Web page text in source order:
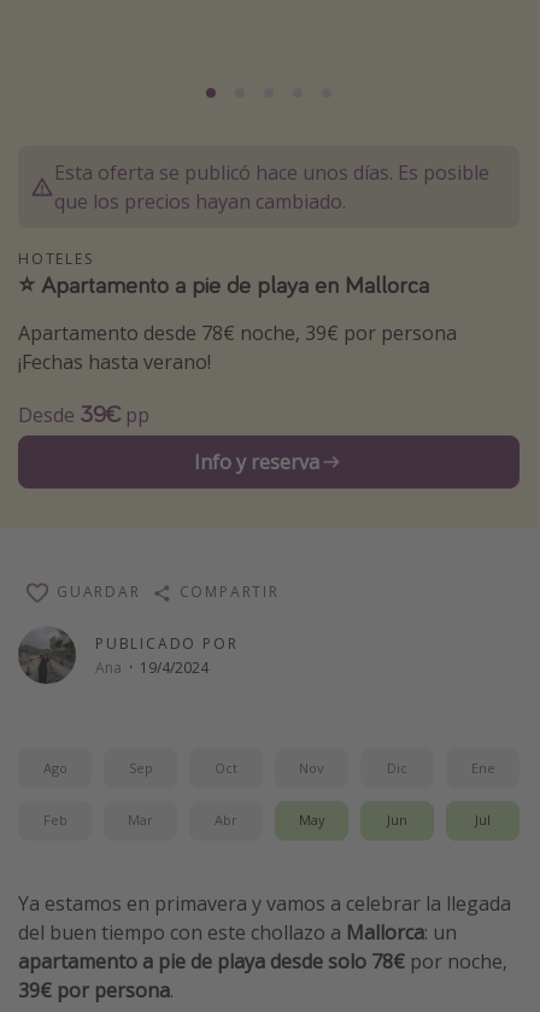
Maldivas
Inspiración para viajes
Camping
Glamping
Viajes en tren
Viajar sola como mujer
Ofertas para Vacaciones Activas
Viajes para singles
Escapadas románticas
Trabajar en el extranjero
Cruceros por el Mediterráneo
Parques de atracciones
Viaja con musicales
El Rey León el musical
Esta oferta se publicó hace unos días. Es posible
que los precios hayan cambiado.
HOTELES
⭐️ Apartamento a pie de playa en Mallorca
Apartamento desde 78€ noche, 39€ por persona
¡Fechas hasta verano!
Desde 39€ pp
Info y reserva
PUBLICADO POR
Ana · 19/4/2024
GUARDAR COMPARTIR
Ago Sep Oct Nov Dic Ene
Feb Mar Abr May Jun Jul
Ya estamos en primavera y vamos a celebrar la llegada
del buen tiempo con este chollazo a Mallorca: un
apartamento a pie de playa desde solo 78€ por noche,
39€ por persona.